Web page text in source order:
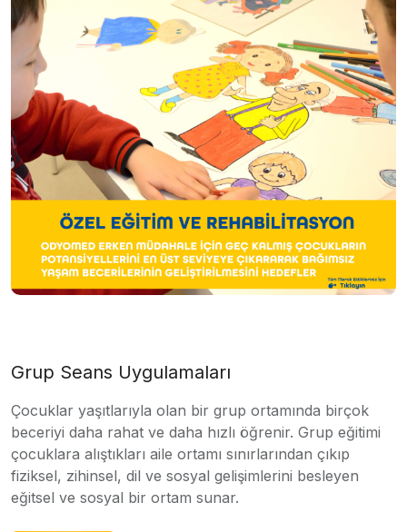
Grup Seans Uygulamaları
Çocuklar yaşıtlarıyla olan bir grup ortamında birçok
beceriyi daha rahat ve daha hızlı öğrenir. Grup eğitimi
çocuklara alıştıkları aile ortamı sınırlarından çıkıp
fiziksel, zihinsel, dil ve sosyal gelişimlerini besleyen
eğitsel ve sosyal bir ortam sunar.